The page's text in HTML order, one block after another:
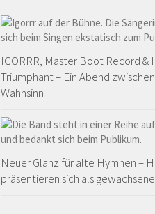
IGORRR, Master Boot Record &
Triumphant – Ein Abend
Wahnsinn
Neuer Glanz für alte Hymnen –
präsentieren sich als